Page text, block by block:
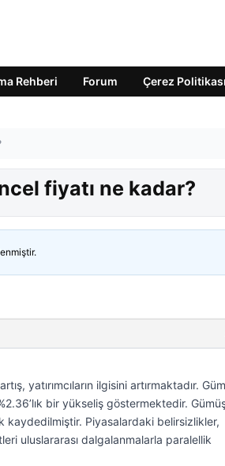
Rehberi Forum Çerez Politikası
fiyatı ne kadar?
yatırımcıların ilgisini artırmaktadır.
bir yükseliş göstermektedir.
kaydedilmiştir. Piyasalardaki belirsizlikler,
uluslararası dalgalanmalarla paralellik